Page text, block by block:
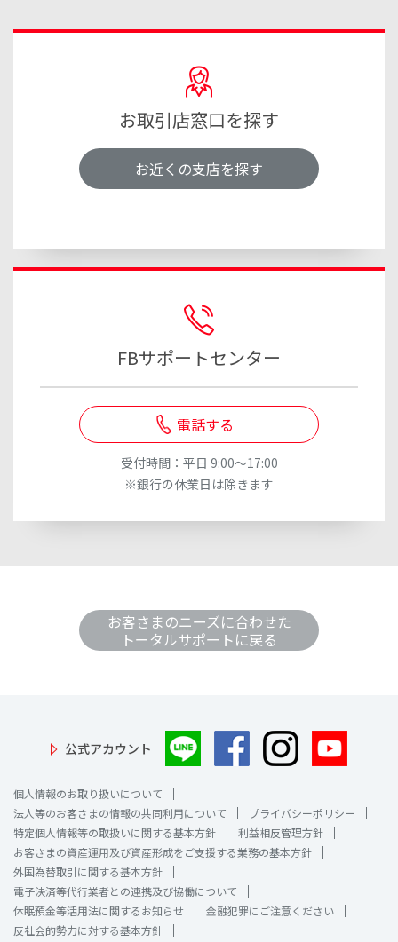
お取引店窓口を探す
お近くの支店を探す
FBサポートセンター
電話する
受付時間：平日 9:00～17:00
※銀行の休業日は除きます
お客さまのニーズに合わせた
トータルサポートに戻る
公式アカウント
個人情報のお取り扱いについて
法人等のお客さまの情報の共同利用について
プライバシーポリシー
特定個人情報等の取扱いに関する基本方針
利益相反管理方針
お客さまの資産運用及び資産形成をご支援する業務の基本方針
外国為替取引に関する基本方針
電子決済等代行業者との連携及び協働について
休眠預金等活用法に関するお知らせ
金融犯罪にご注意ください
反社会的勢力に対する基本方針